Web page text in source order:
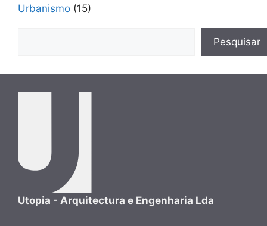
Urbanismo (15)
Pesquisar
Utopia - Arquitectura e Engenharia Lda